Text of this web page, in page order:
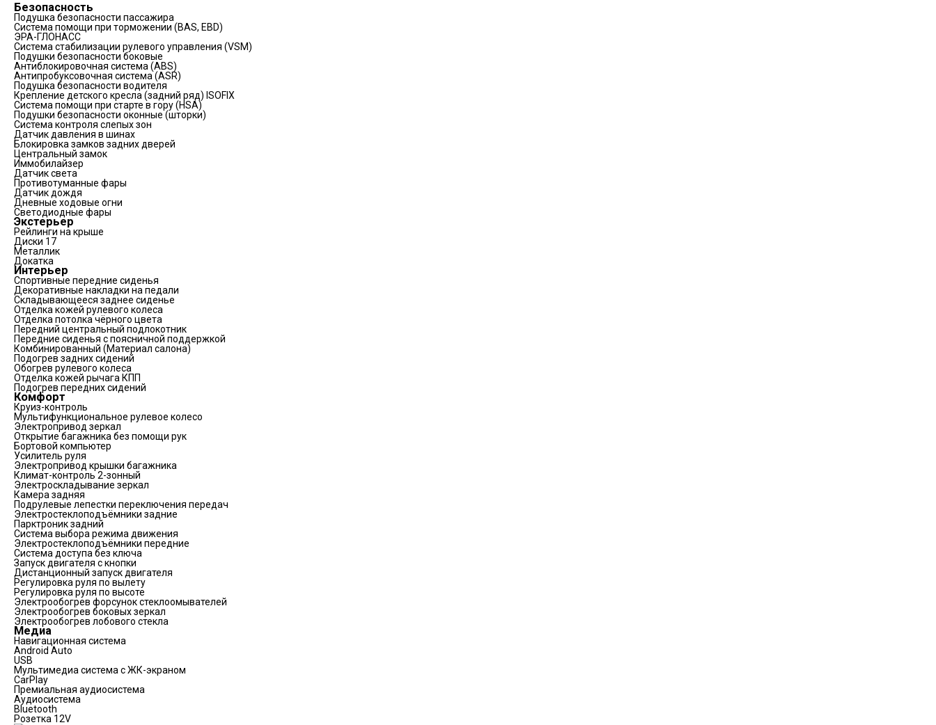
Безопасность
Подушка безопасности пассажира
Система помощи при торможении (BAS, EBD)
ЭРА-ГЛОНАСС
Система стабилизации рулевого управления (VSM)
Подушки безопасности боковые
Антиблокировочная система (ABS)
Антипробуксовочная система (ASR)
Подушка безопасности водителя
Крепление детского кресла (задний ряд) ISOFIX
Система помощи при старте в гору (HSA)
Подушки безопасности оконные (шторки)
Система контроля слепых зон
Датчик давления в шинах
Блокировка замков задних дверей
Центральный замок
Иммобилайзер
Датчик света
Противотуманные фары
Датчик дождя
Дневные ходовые огни
Светодиодные фары
Экстерьер
Рейлинги на крыше
Диски 17
Металлик
Докатка
Интерьер
Спортивные передние сиденья
Декоративные накладки на педали
Складывающееся заднее сиденье
Отделка кожей рулевого колеса
Отделка потолка чёрного цвета
Передний центральный подлокотник
Передние сиденья с поясничной поддержкой
Комбинированный (Материал салона)
Подогрев задних сидений
Обогрев рулевого колеса
Отделка кожей рычага КПП
Подогрев передних сидений
Комфорт
Круиз-контроль
Мультифункциональное рулевое колесо
Электропривод зеркал
Открытие багажника без помощи рук
Бортовой компьютер
Усилитель руля
Электропривод крышки багажника
Климат-контроль 2-зонный
Электроскладывание зеркал
Камера задняя
Подрулевые лепестки переключения передач
Электростеклоподъёмники задние
Парктроник задний
Система выбора режима движения
Электростеклоподъёмники передние
Система доступа без ключа
Запуск двигателя с кнопки
Дистанционный запуск двигателя
Регулировка руля по вылету
Регулировка руля по высоте
Электрообогрев форсунок стеклоомывателей
Электрообогрев боковых зеркал
Электрообогрев лобового стекла
Медиа
Навигационная система
Android Auto
USB
Мультимедиа система с ЖК-экраном
CarPlay
Премиальная аудиосистема
Аудиосистема
Bluetooth
Розетка 12V